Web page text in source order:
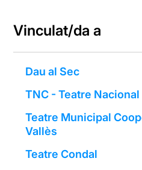
Vinculat/da a
Dau al Sec
TNC - Teatre
Teatre Municipal
Vallès
Teatre Condal